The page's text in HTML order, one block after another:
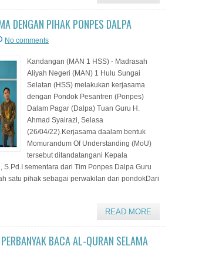
DENGAN PIHAK PONPES DALPA
No comments
Kandangan (MAN 1 HSS) - Madrasah
Aliyah Negeri (MAN) 1 Hulu Sungai
Selatan (HSS) melakukan kerjasama
dengan Pondok Pesantren (Ponpes)
Dalam Pagar (Dalpa) Tuan Guru H.
Ahmad Syairazi, Selasa
(26/04/22).Kerjasama daalam bentuk
Momurandum Of Understanding (MoU)
tersebut ditandatangani Kepala
S.Pd.I sementara dari Tim Ponpes Dalpa Guru
satu pihak sebagai perwakilan dari pondokDari
READ MORE
BACA AL-QURAN SELAMA